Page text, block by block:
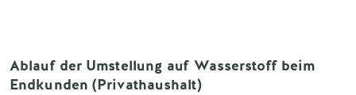
Ablauf der Umstellung auf Wasserstoff beim
Endkunden (Privathaushalt)